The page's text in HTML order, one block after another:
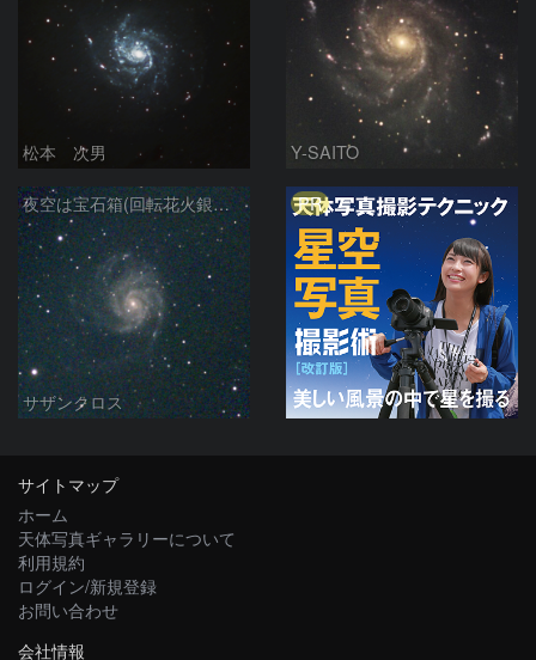
松本 次男 Y-SAITO
夜空は宝石箱(回転花火銀河 M101) Seestar50
サザンクロス
PR
サイトマップ
ホーム
天体写真ギャラリーについて
利用規約
ログイン/新規登録
お問い合わせ
会社情報